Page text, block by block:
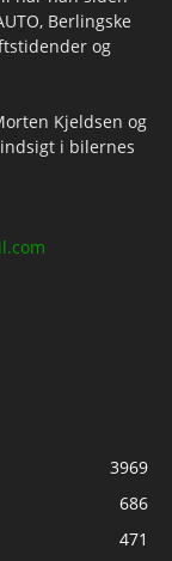
Berlingske
og
Kjeldsen og
i bilernes
3969
686
471